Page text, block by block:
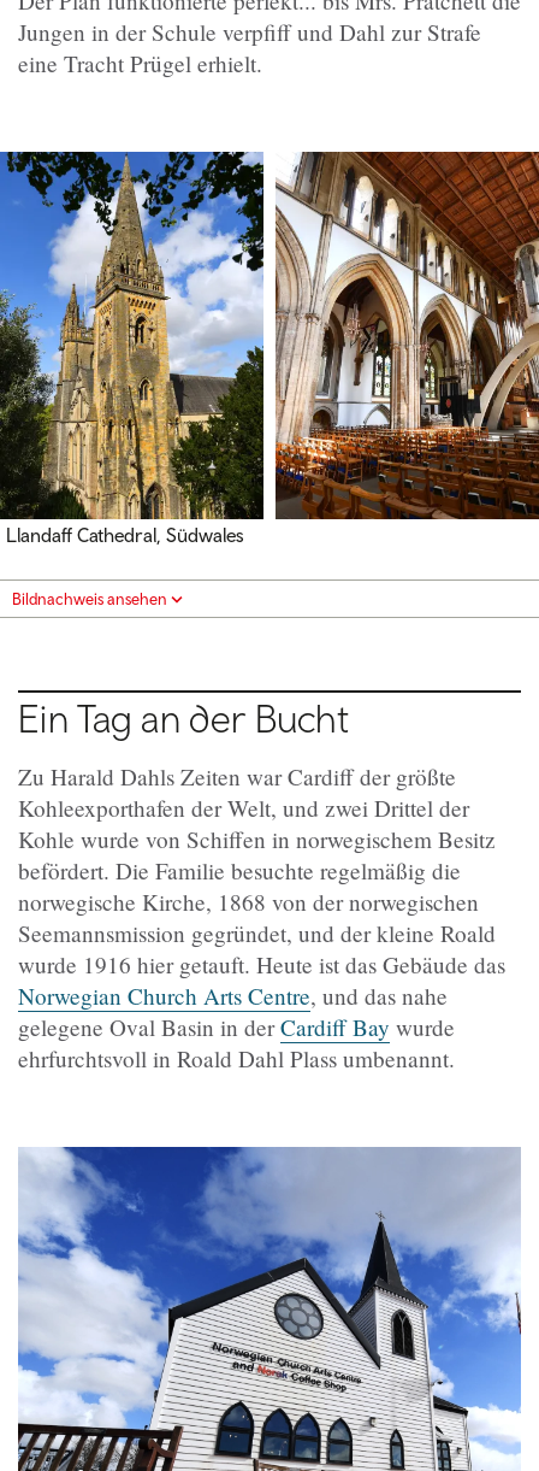
Jungen in der Schule verpfiff und Dahl zur Strafe
eine Tracht Prügel erhielt.
Llandaff Cathedral, Südwales
Bildnachweis ansehen
Ein Tag an der Bucht
Zu Harald Dahls Zeiten war Cardiff der größte
Kohleexporthafen der Welt, und zwei Drittel der
Kohle wurde von Schiffen in norwegischem Besitz
befördert. Die Familie besuchte regelmäßig die
norwegische Kirche, 1868 von der norwegischen
Seemannsmission gegründet, und der kleine Roald
wurde 1916 hier getauft. Heute ist das Gebäude das
Norwegian Church Arts Centre, und das nahe
gelegene Oval Basin in derCardiff Bay wurde
ehrfurchtsvoll in Roald Dahl Plass umbenannt.